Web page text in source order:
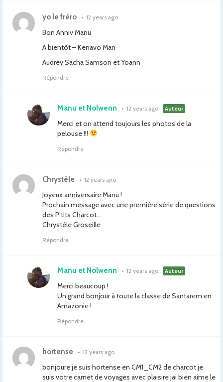
yo le frèro • 12 years ago
Bon Anniv Manu
A bientôt – Kenavo Man
Audrey Sacha Samson et Yoann
Répondre
Manu et Nolwenn • 12 years ago Auteur
Merci et on attend toujours les photos de la
pelouse !!!
Répondre
Chrystèle • 12 years ago
Joyeux anniversaire Manu !
Prochain message avec une première série de questions
des P’tits Charcot…
Chrystèle Groseille
Répondre
Manu et Nolwenn • 12 years ago Auteur
Merci beaucoup !
Un grand bonjour à toute la classe de Santarem en
Amazonie !
Répondre
hortense • 12 years ago
bonjoure je suis hortense en CM1_CM2 de charcot je
suis votre carnet de voyages avec plaisire jai bien aime le